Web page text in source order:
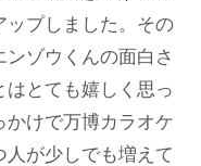
プしました。その
ゾウくんの面白さ
とても嬉しく思っ
けで万博カラオケ
が少しでも増えて